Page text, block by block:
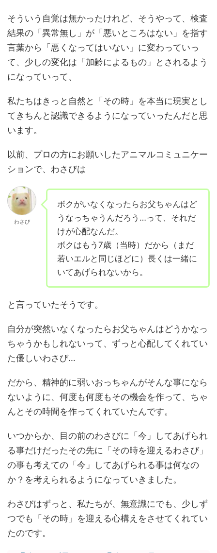
そういう自覚は無かったけれど、そうやって、検査
結果の「異常無し」が「悪いところはない」を指す
言葉から「悪くなってはいない」に変わっていっ
て、少しの変化は「加齢によるもの」とされるよう
になっていって、
私たちはきっと自然と「その時」を本当に現実とし
てきちんと認識できるようになっていったんだと思
います。
以前、プロの方にお願いしたアニマルコミュニケー
ションで、わさびは
わさび
ボクがいなくなったらお父ちゃんはど
うなっちゃうんだろう…って、それだ
けが心配なんだ。
ボクはもう7歳（当時）だから（まだ
若いエルと同じほどに）長くは一緒に
いてあげられないから。
と言っていたそうです。
自分が突然いなくなったらお父ちゃんはどうかなっ
ちゃうかもしれないって、ずっと心配してくれてい
た優しいわさび…
だから、精神的に弱いおっちゃんがそんな事になら
ないように、何度も何度もその機会を作って、ちゃ
んとその時間を作ってくれていたんです。
いつからか、目の前のわさびに「今」してあげられ
る事だけだったその先に「その時を迎えるわさび」
の事も考えての「今」してあげられる事は何なの
か？を考えられるようになっていきました。
わさびはずっと、私たちが、無意識にでも、少しず
つでも「その時」を迎える心構えをさせてくれてい
たのです。